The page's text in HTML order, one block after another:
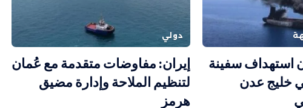
استهداف سفينة
خليج عدن
دولي
إيران: مفاوضات متقدمة مع عُمان
لتنظيم الملاحة وإدارة مضيق
هرمز